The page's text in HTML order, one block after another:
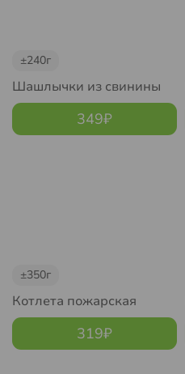
±240г
Шашлычки из свинины
349₽
±350г
Котлета пожарская
319₽